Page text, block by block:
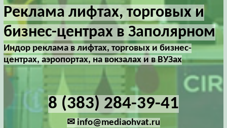
Реклама лифтах, торговых и
бизнес-центрах в Заполярном
Индор реклама в лифтах, торговых и бизнес-
центрах, аэропортах, на вокзалах и в ВУЗах
8 (383) 284-39-41
✉ info@mediaohvat.ru